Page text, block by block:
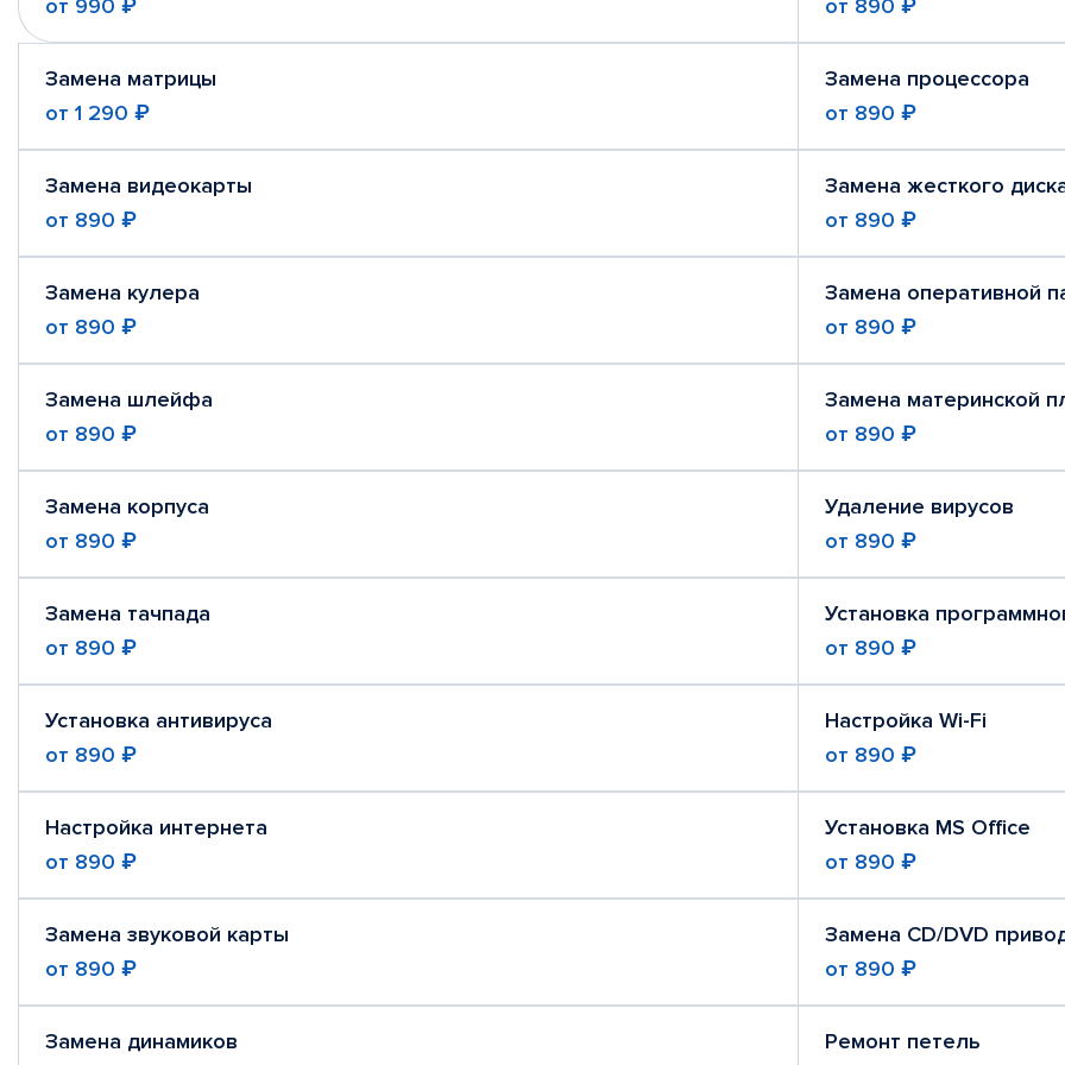
от 990 ₽
от 890 ₽
Замена матрицы
от 1 290 ₽
Замена процессора
от 890 ₽
Замена видеокарты
от 890 ₽
Замена жесткого
от 890 ₽
Замена кулера
от 890 ₽
Замена оперативной
от 890 ₽
Замена шлейфа
от 890 ₽
Замена материнской
от 890 ₽
Замена корпуса
от 890 ₽
Удаление вирусов
от 890 ₽
Замена тачпада
от 890 ₽
Установка
от 890 ₽
Установка антивируса
от 890 ₽
Настройка Wi-Fi
от 890 ₽
Настройка интернета
от 890 ₽
Установка MS Office
от 890 ₽
Замена звуковой карты
от 890 ₽
Замена CD/DVD
от 890 ₽
Замена динамиков
Ремонт петель